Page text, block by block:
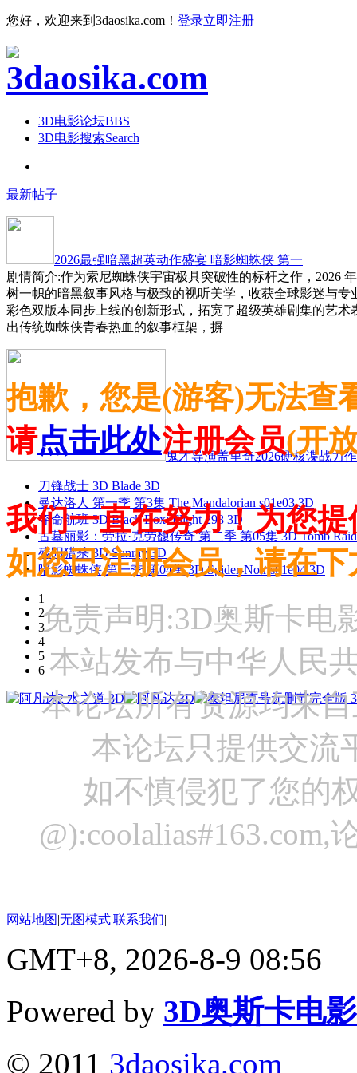
您好，欢迎来到3daosika.com！ 登录立即注册
3D电影论坛BBS
3D电影搜索Search
最新帖子
2026最强暗黑超英动作盛宴 暗影蜘蛛侠 第一
剧情简介:作为索尼蜘蛛侠宇宙极具突破性的标杆之作，2026
树一帜的暗黑叙事风格与极致的视听美学，收获全球影迷与
彩色双版本同步上线的创新形式，拓宽了超级英雄剧集的艺
出传统蜘蛛侠青春热血的叙事框架，摒
鬼才导演盖里奇2026硬核谍战力
刀锋战士 3D Blade 3D
曼达洛人 第一季 第3集 The Mandalorian s01e03 3D
夺命航班 3D Black Box: Flight 298 3D
古墓丽影：劳拉·克劳馥传奇 第二季 第05集 3D Tomb
残阳猎杀 3D Sunray 3D
暗影蜘蛛侠 第一季 第04集 3D Spider-Noir s01e04 3D
1
2
3
4
5
6
抱歉，您是(游客)无法查
请点击此处注册会员(开
我们一直在努力！为您
如您已注册会员，请在
免责声明:3D奥斯卡电
本站发布与中华人民
本论坛所有资源均来
本论坛只提供交流
如不慎侵犯了您的
网站地图|无图模式|联系我们|
GMT+8, 2026-8-9 08:56
Powered by 3D奥斯卡电
© 2011 3daosika.com